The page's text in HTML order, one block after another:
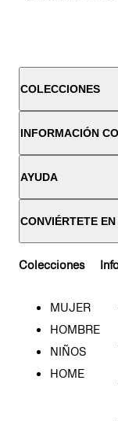
COLECCIONES
INFORMACIÓN
AYUDA
CONVIÉRTETE
Colecciones
MUJER
HOMBRE
NIÑOS
HOME